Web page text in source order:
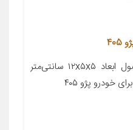
معرفی محصول جزئیات محصول ابعاد ۱۲x۵x۵ سانتی‌متر
پژو ۴۰۵